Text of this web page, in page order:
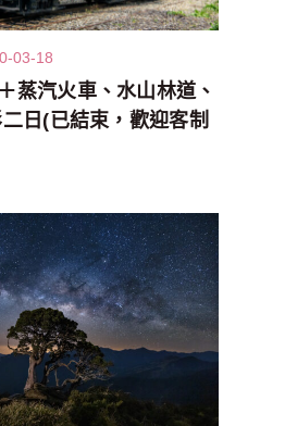
蒸汽火車、水山林道、
日(已結束，歡迎客制
03-18